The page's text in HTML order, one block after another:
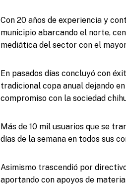
Con 20 años de experiencia y
municipio abarcando el norte,
mediática del sector con el
En pasados días concluyó con
tradicional copa anual dejando
compromiso con la sociedad
Más de 10 mil usuarios que se
días de la semana en todos sus
Asimismo trascendió por
aportando con apoyos de